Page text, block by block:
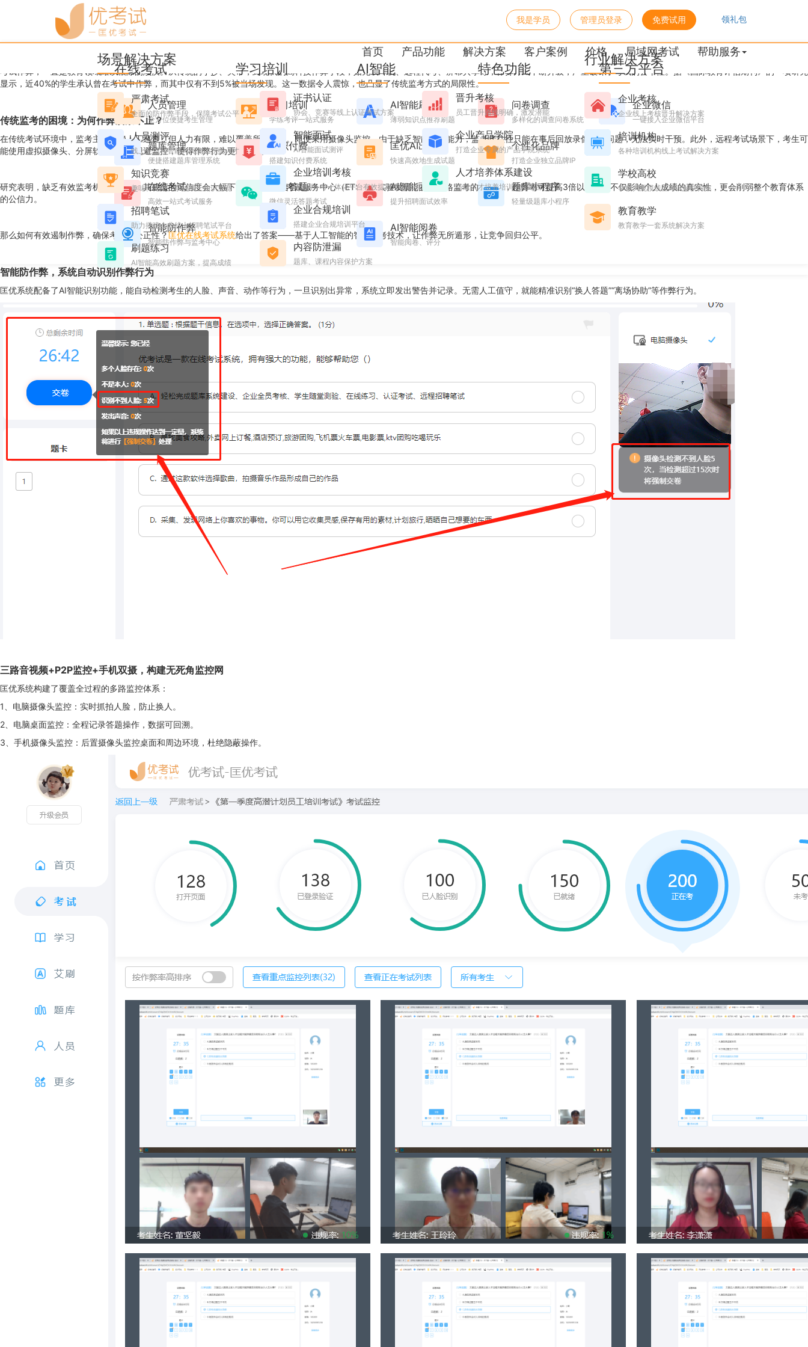
我是学员 管理员登录 免费试用 领礼包
首页
在线考试
人员管理
全方位便捷考生管理
题库管理
便捷搭建题库管理系统
在线考试
高效一站式考试服务
智能防作弊
智能防作弊与监考中心
学习培训
学习培训
学练考评一站式服务
知识付费
搭建知识付费系统
微信答题
微信灵活答题考试
AI智能
AI智能刷题
薄弱知识点推荐刷题
匡优AI出题
快速高效地生成试题
AI智能面试
提升招聘面试效率
AI智能阅卷
智能阅卷、评分
特色功能
问卷调查
多样化的调查问卷系统
个性化品牌
打造企业独立品牌IP
题库小程序
轻量级题库小程序
第三方平台
企业微信
一键接入企业微信平台
产品功能
场景解决方案
严肃考试
全面的防作弊手段，保障考试公平
人员测评
线上全流程智能人员测评挖掘人才
知识竞赛
趣味、党史、学校线上知识竞赛
招聘笔试
助力搭建企业线上招聘笔试平台
刷题练习
AI智能高效刷题方案，提高成绩
证书认证
协会、竞赛等线上认证考试方案
智能面试
AI智能面试测评
企业培训考核
搭建学+考一体化平台有效提高培训效果
企业合规培训
搭建企业合规培训平台
内容防泄漏
题库、课程内容保护方案
晋升考核
员工晋升路线明确，激发潜能
企业产品学院
打造企业专属的产品学院系统
人才培养体系建设
搭建人才培养培训考核平台
行业解决方案
企业考核
企业线上考核晋升解决方案
培训机构
各种培训机构线上考试解决方案
学校高校
学校大规模线上考试解决方案
教育教学
教育教学一套系统解决方案
解决方案 客户案例 价格 局域网考试 帮助服务
作弊克星来了！智能监考系统，让考试回归公平竞争
2025年4月18日 星期五 16:41 阅读 7004
考试作弊，一直是教育领域难以根除的顽疾。从传统的小抄、夹带，到现代的高科技作弊手段，如无线耳机、远程代考、屏幕共享等，作弊方式不断升级，严重破坏了考试的公平性。据《国际教育评估期刊》的一项研究
显示，近40%的学生承认曾在考试中作弊，而其中仅有不到5%被当场发现。这一数据令人震惊，也凸显了传统监考方式的局限性。
传统监考的困境：为何作弊屡禁不止？
在传统考试环境中，监考主要依赖人工巡查，但人力有限，难以覆盖所有考生。即便采用摄像头监控，由于缺乏智能分析能力，监考者往往只能在事后回放录像发现问题，无法实时干预。此外，远程考试场景下，考生可
能使用虚拟摄像头、分屏软件等手段规避监控，使得作弊行为更加隐蔽。
研究表明，缺乏有效监考机制的考试，其成绩的可信度会大幅下降。美国教育考试服务中心（ETS）的实验发现，在无严格监考的环境下，作弊率可提高3倍以上。这不仅影响个人成绩的真实性，更会削弱整个教育体系
的公信力。
那么如何有效遏制作弊，确保考试的公正性？匡优在线考试系统给出了答案——基于人工智能的智能监考技术，让作弊无所遁形，让竞争回归公平。
智能防作弊，系统自动识别作弊行为
匡优系统配备了AI智能识别功能，能自动检测考生的人脸、声音、动作等行为，一旦识别出异常，系统立即发出警告并记录。无需人工值守，就能精准识别“换人答题”“离场协助”等作弊行为。
三路音视频+P2P监控+手机双摄，构建无死角监控网
匡优系统构建了覆盖全过程的多路监控体系：
1、电脑摄像头监控：实时抓拍人脸，防止换人。
2、电脑桌面监控：全程记录答题操作，数据可回溯。
3、手机摄像头监控：后置摄像头监控桌面和周边环境，杜绝隐蔽操作。